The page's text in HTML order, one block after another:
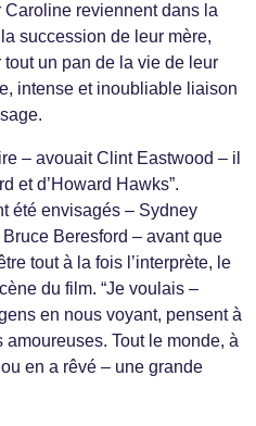
reviennent dans la
succession de leur mère,
un pan de la vie de leur
intense et inoubliable liaison
– avouait Clint Eastwood – il
et d’Howard Hawks”.
été envisagés – Sydney
Beresford – avant que
tout à la fois l’interprète, le
du film. “Je voulais –
en nous voyant, pensent à
Tout le monde, à
en a rêvé – une grande